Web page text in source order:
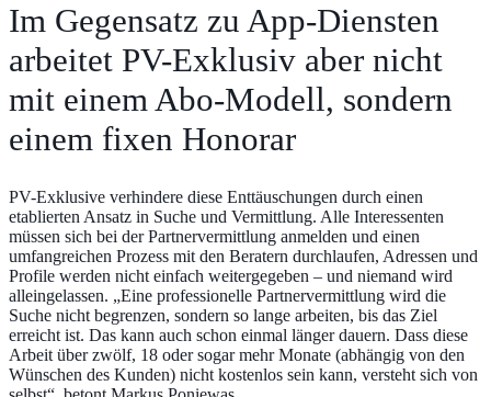
Im Gegensatz zu App-Diensten
arbeitet PV-Exklusiv aber nicht
mit einem Abo-Modell, sondern
einem fixen Honorar
PV-Exklusive verhindere diese Enttäuschungen durch einen
etablierten Ansatz in Suche und Vermittlung. Alle Interessenten
müssen sich bei der Partnervermittlung anmelden und einen
umfangreichen Prozess mit den Beratern durchlaufen, Adressen und
Profile werden nicht einfach weitergegeben – und niemand wird
alleingelassen. „Eine professionelle Partnervermittlung wird die
Suche nicht begrenzen, sondern so lange arbeiten, bis das Ziel
erreicht ist. Das kann auch schon einmal länger dauern. Dass diese
Arbeit über zwölf, 18 oder sogar mehr Monate (abhängig von den
Wünschen des Kunden) nicht kostenlos sein kann, versteht sich von